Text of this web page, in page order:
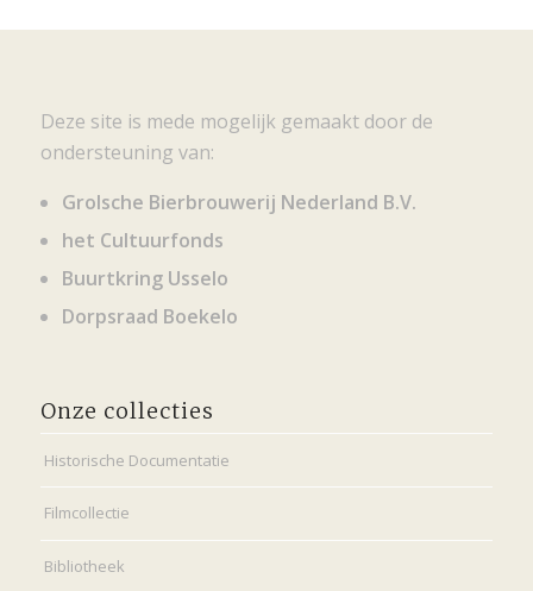
Deze site is mede mogelijk gemaakt door de
ondersteuning van:
Grolsche Bierbrouwerij Nederland B.V.
het Cultuurfonds
Buurtkring Usselo
Dorpsraad Boekelo
Onze collecties
Historische Documentatie
Filmcollectie
Bibliotheek